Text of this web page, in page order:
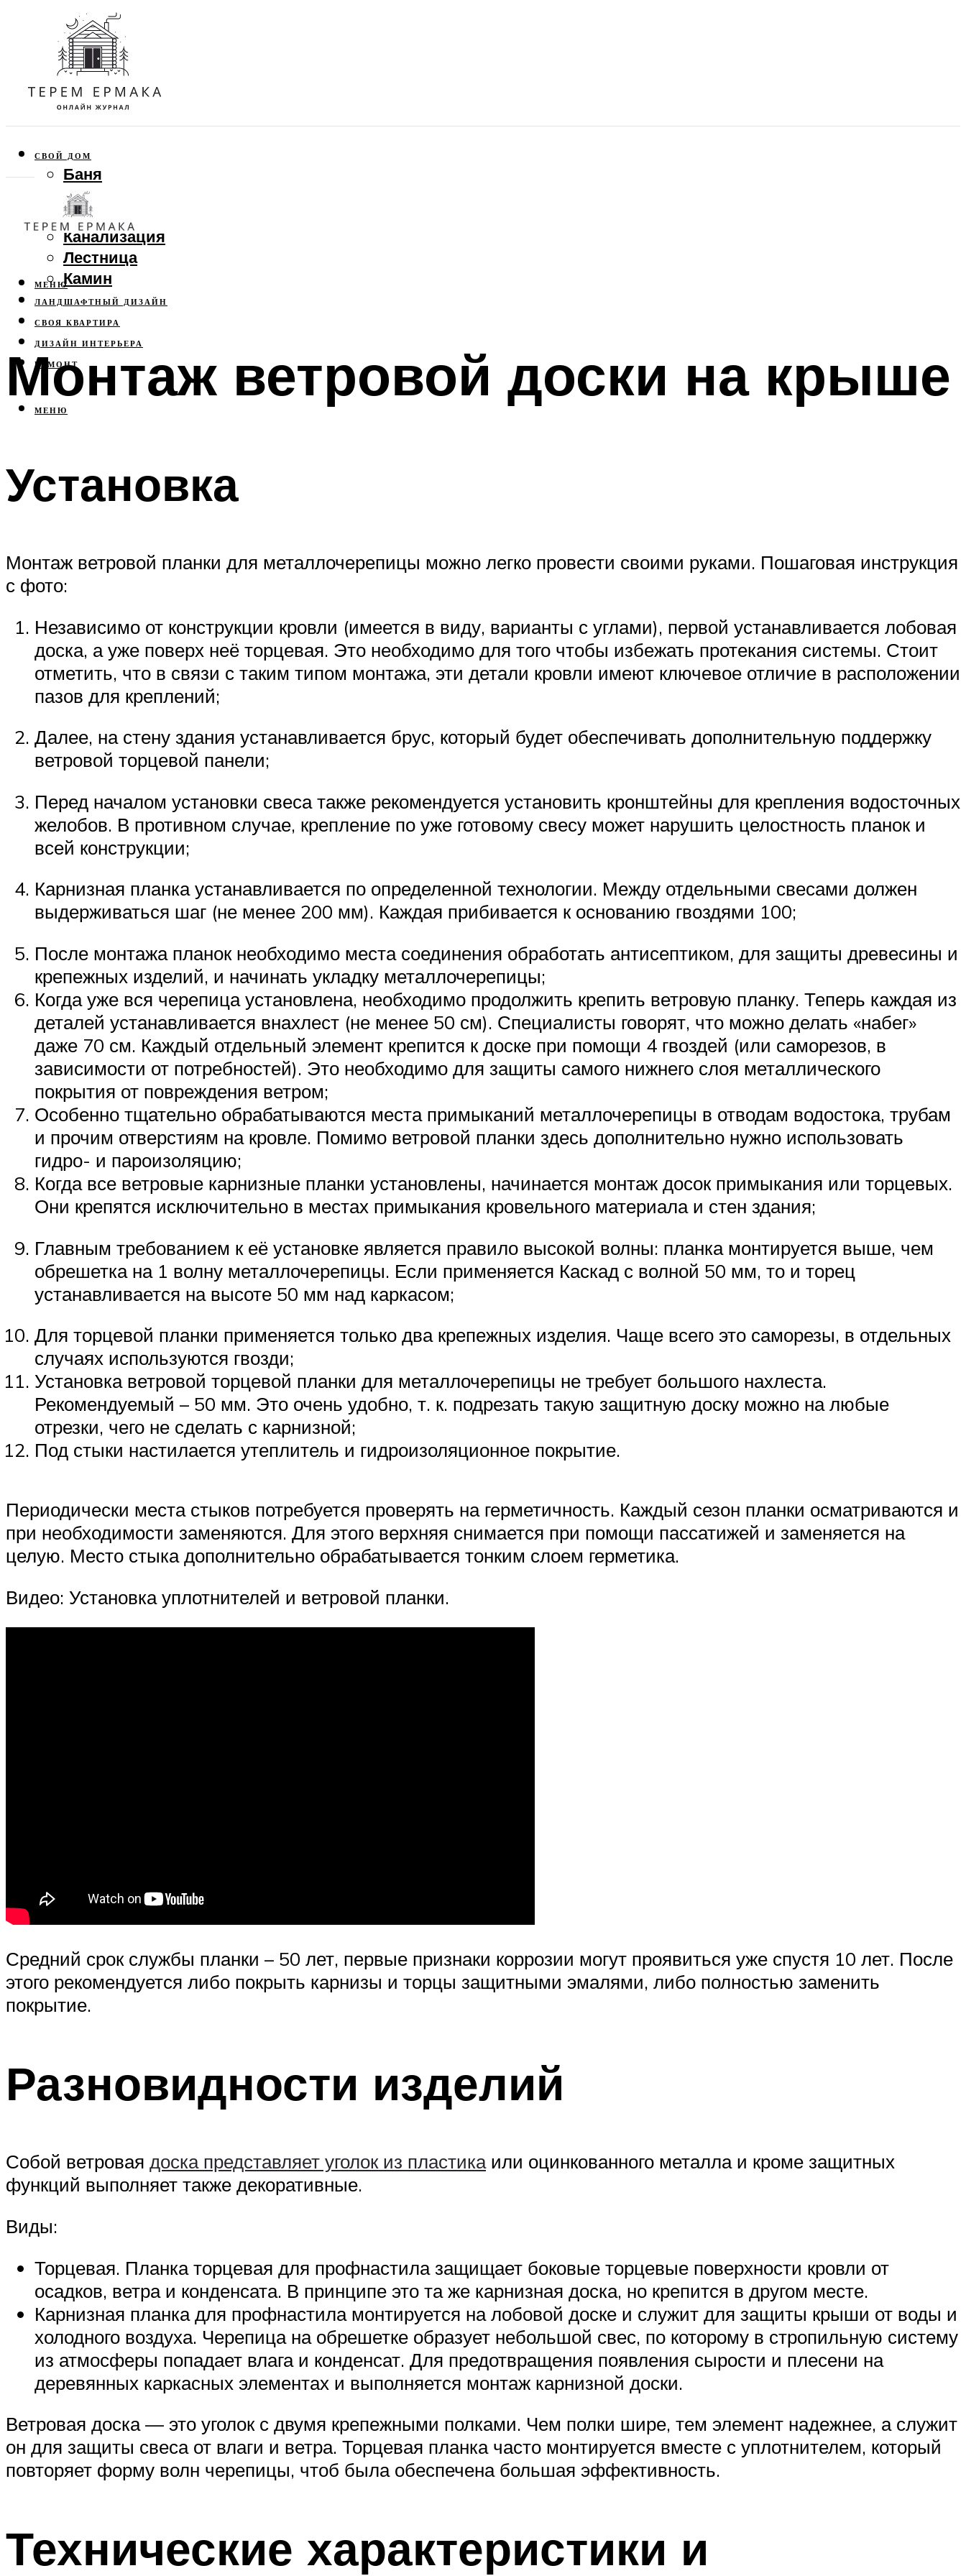
СВОЙ ДОМ
Баня
Веранда
Забор
Канализация
Лестница
Камин
ЛАНДШАФТНЫЙ ДИЗАЙН
СВОЯ КВАРТИРА
ДИЗАЙН ИНТЕРЬЕРА
РЕМОНТ
МЕНЮ
МЕНЮ
Монтаж ветровой доски на крыше
Установка
Монтаж ветровой планки для металлочерепицы можно легко провести своими руками. Пошаговая инструкция
с фото:
Независимо от конструкции кровли (имеется в виду, варианты с углами), первой устанавливается лобовая
доска, а уже поверх неё торцевая. Это необходимо для того чтобы избежать протекания системы. Стоит
отметить, что в связи с таким типом монтажа, эти детали кровли имеют ключевое отличие в расположении
пазов для креплений;
Далее, на стену здания устанавливается брус, который будет обеспечивать дополнительную поддержку
ветровой торцевой панели;
Перед началом установки свеса также рекомендуется установить кронштейны для крепления водосточных
желобов. В противном случае, крепление по уже готовому свесу может нарушить целостность планок и
всей конструкции;
Карнизная планка устанавливается по определенной технологии. Между отдельными свесами должен
выдерживаться шаг (не менее 200 мм). Каждая прибивается к основанию гвоздями 100;
После монтажа планок необходимо места соединения обработать антисептиком, для защиты древесины и
крепежных изделий, и начинать укладку металлочерепицы;
Когда уже вся черепица установлена, необходимо продолжить крепить ветровую планку. Теперь каждая из
деталей устанавливается внахлест (не менее 50 см). Специалисты говорят, что можно делать «набег»
даже 70 см. Каждый отдельный элемент крепится к доске при помощи 4 гвоздей (или саморезов, в
зависимости от потребностей). Это необходимо для защиты самого нижнего слоя металлического
покрытия от повреждения ветром;
Особенно тщательно обрабатываются места примыканий металлочерепицы в отводам водостока, трубам
и прочим отверстиям на кровле. Помимо ветровой планки здесь дополнительно нужно использовать
гидро- и пароизоляцию;
Когда все ветровые карнизные планки установлены, начинается монтаж досок примыкания или торцевых.
Они крепятся исключительно в местах примыкания кровельного материала и стен здания;
Главным требованием к её установке является правило высокой волны: планка монтируется выше, чем
обрешетка на 1 волну металлочерепицы. Если применяется Каскад с волной 50 мм, то и торец
устанавливается на высоте 50 мм над каркасом;
Для торцевой планки применяется только два крепежных изделия. Чаще всего это саморезы, в отдельных
случаях используются гвозди;
Установка ветровой торцевой планки для металлочерепицы не требует большого нахлеста.
Рекомендуемый – 50 мм. Это очень удобно, т. к. подрезать такую защитную доску можно на любые
отрезки, чего не сделать с карнизной;
Под стыки настилается утеплитель и гидроизоляционное покрытие.
Периодически места стыков потребуется проверять на герметичность. Каждый сезон планки осматриваются и
при необходимости заменяются. Для этого верхняя снимается при помощи пассатижей и заменяется на
целую. Место стыка дополнительно обрабатывается тонким слоем герметика.
Видео: Установка уплотнителей и ветровой планки.
Средний срок службы планки – 50 лет, первые признаки коррозии могут проявиться уже спустя 10 лет. После
этого рекомендуется либо покрыть карнизы и торцы защитными эмалями, либо полностью заменить
покрытие.
Разновидности изделий
Собой ветровая доска представляет уголок из пластикаили оцинкованного металла и кроме защитных
функций выполняет также декоративные.
Виды:
Торцевая. Планка торцевая для профнастила защищает боковые торцевые поверхности кровли от
осадков, ветра и конденсата. В принципе это та же карнизная доска, но крепится в другом месте.
Карнизная планка для профнастила монтируется на лобовой доске и служит для защиты крыши от воды и
холодного воздуха. Черепица на обрешетке образует небольшой свес, по которому в стропильную систему
из атмосферы попадает влага и конденсат. Для предотвращения появления сырости и плесени на
деревянных каркасных элементах и выполняется монтаж карнизной доски.
Ветровая доска — это уголок с двумя крепежными полками. Чем полки шире, тем элемент надежнее, а служит
он для защиты свеса от влаги и ветра. Торцевая планка часто монтируется вместе с уплотнителем, который
повторяет форму волн черепицы, чтоб была обеспечена большая эффективность.
Технические характеристики и